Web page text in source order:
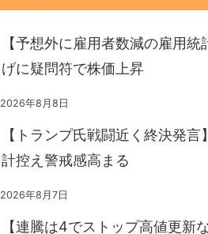
【予想外に雇用者数減の雇用統
げに疑問符で株価上昇
2026年8月8日
【トランプ氏戦闘近く終決発言
計控え警戒感高まる
2026年8月7日
【連騰は4でストップ高値更新